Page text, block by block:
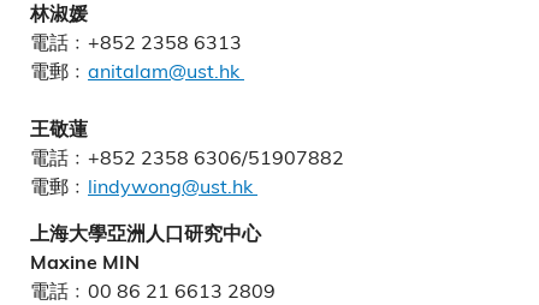
林淑媛
電話﹕+852 2358 6313
電郵﹕ anitalam@ust.hk
王敬蓮
電話﹕+852 2358 6306/51907882
電郵﹕ lindywong@ust.hk
上海大學亞洲人口研究中心
Maxine MIN
電話﹕00 86 21 6613 2809